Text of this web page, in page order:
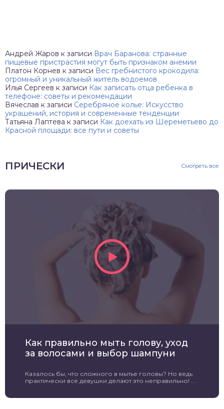
Андрей Жаров к записи Врач Баранова: странные
пищевые пристрастия могут быть признаком анемии
Платон Корнев к записи Вес гребнистого крокодила:
огромный и уникальный житель водоемов
Илья Сергеев к записи Как записать отца ребенка в
телефоне: советы и рекомендации
Вячеслав к записи Серебряное колье: Искусство
украшений, история и современные тенденции
Татьяна Лаптева к записи Как доехать из Шереметьево до
Красной площади: все пути и советы
ПРИЧЕСКИ Смотреть все
Как правильно мыть голову, уход
за волосами и выбор шампуни
Казалось бы, что сложного в мытье головы? Но ведь
практически все девушки делают это неправильно! ...